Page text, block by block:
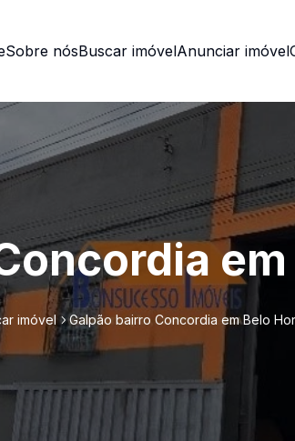
Sobre nósBuscar imóvelAnunciar imóvel
imóvel Galpão bairro Concordia em Belo